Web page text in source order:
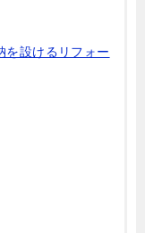
を設けるリフォー